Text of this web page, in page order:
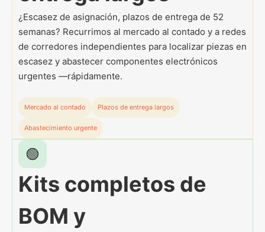
¿Escasez de asignación, plazos de entrega de 52
semanas? Recurrimos al mercado al contado y a redes
de corredores independientes para localizar piezas en
escasez y abastecer componentes electrónicos
urgentes —rápidamente.
Mercado al contado Plazos de entrega largos
Abastecimiento urgente
🟢
Kits completos de
BOM y